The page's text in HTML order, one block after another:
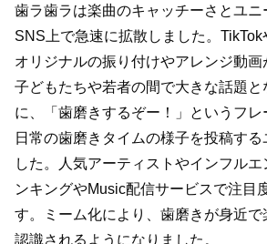
歯ラ歯ラは楽曲のキャッチーさとユ
SNS上で急速に拡散しました。TikTok
オリジナルの振り付けやアレンジ動画
子どもたちや若者の間で大きな話題
に、「歯磨きするぞー！」というフレ
日常の歯磨きタイムの様子を投稿する
した。人気アーティストやインフル
ンキングやMusic配信サービスで注目
す。ミーム化により、歯磨きが身近
認識されるようになりました。